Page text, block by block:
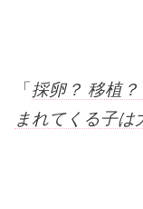
「 採卵？ 移植
まれてくる子は